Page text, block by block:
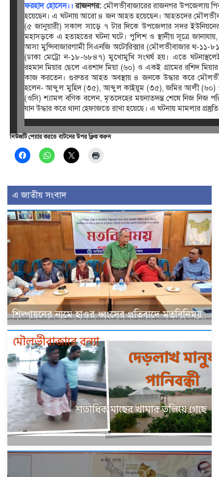
ফরহাদ হোসেন।। রাজনগর: মৌলভীবাজারের রাজনগর উপজেলায়
হয়েছেন। এ ঘটনায় আরো ৪ জন আহত হয়েছেন। আহতদের
(৫ জানুয়ারী) সকাল সাড়ে ৭ টার দিকে উপজেলার সদর
মহাসড়কে এ হতাহতের ঘটনা ঘটে। পুলিশ ও স্থানীয় সূত্রে
আসা মুন্সিবাজারগামী সিএনজি অটোরিক্সার (মৌলভীবাজার থ-
(ঢাকা মেট্রো ন-১৮-৬৮৪৭) মুখোমুখি সংঘর্ষ হয়। এতে
রহমান মিয়ার ছেলে এরশাদ মিয়া (৬০) ও একই গ্রামের রশিদ
কাজ করতেন। গুরুতর আহত অবস্থায় ৪ জনকে উদ্ধার করে
হলেন- আব্দুল মুহিদ (৩৫), আব্দুল কাইয়ূম (৩৫), জমির আলী (৬০) ও
(ওসি) শ্যামল বণিক বলেন, মৃতদেহের ময়নাতদন্ত শেষে নিজ নিজ
যান উদ্ধার করে থানা হেফাজতে রাখা হয়েছে। এ ঘটনায় মামলার
নিউজটি শেয়ার করতে বাটনের উপর ক্লিক করুন
এ জাতীয় সংবাদ
শিল্পায়নের নামে হাওর ধ্বংসের প্রতিবাদে মতবিনিময়